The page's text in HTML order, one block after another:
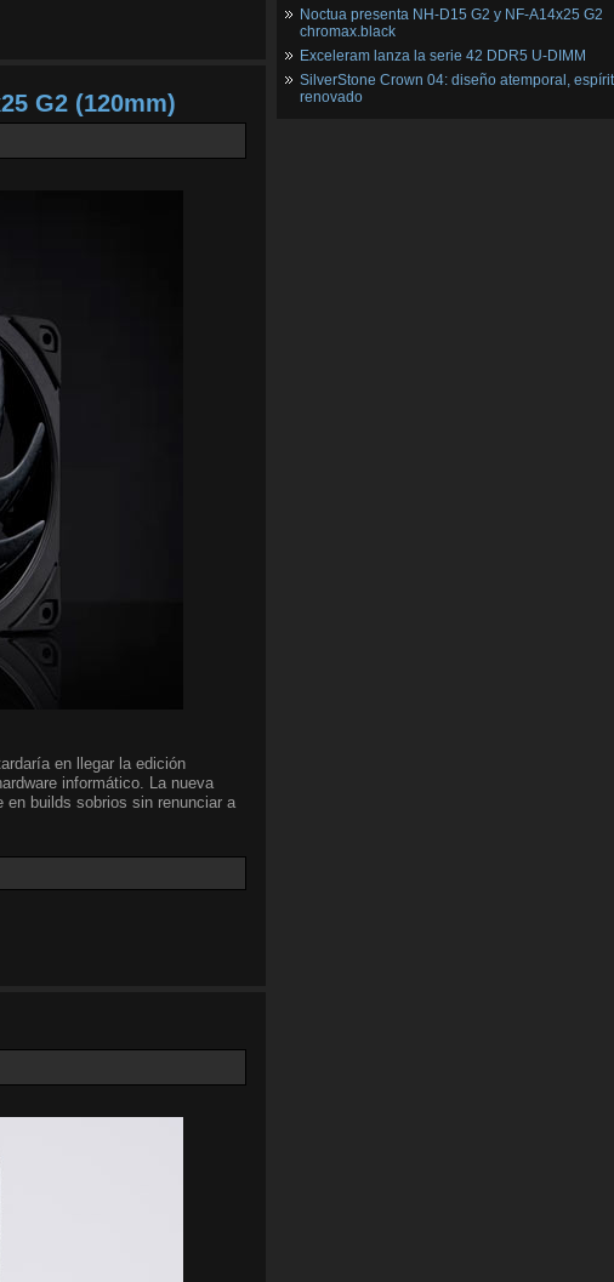
G2 (120mm)
en llegar la edición
informático. La nueva
en builds sobrios sin renunciar a
Noctua presenta NH-D15 G2 y NF-A14x25 G2
chromax.black
Exceleram lanza la serie 42 DDR5 U-DIMM
SilverStone Crown 04: diseño atemporal,
renovado